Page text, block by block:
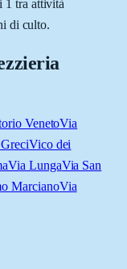
1 tra attività
di culto.
VenetoVia
Vico dei
Via LungaVia San
MarcianoVia